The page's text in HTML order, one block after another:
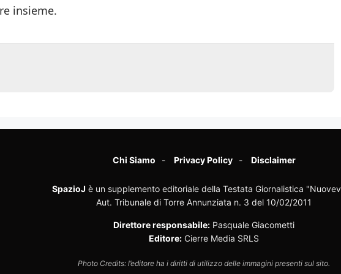
insieme.
Chi Siamo Privacy Policy Disclaimer
SpazioJ è un supplemento editoriale della Testata Giornalistica
Aut. Tribunale di Torre Annunziata n. 3 del 10/02/2011
Direttore responsabile: Pasquale Giacometti
Editore: Cierre Media SRLS
Photo Credits: l’editore ha i diritti di utilizzo delle immagini presenti sul sito.